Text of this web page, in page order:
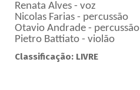
Renata Alves - voz
Nicolas Farias - percussão
Otavio Andrade - percussão
Pietro Battiato - violão
Classificação: LIVRE